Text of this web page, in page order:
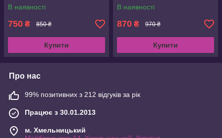
В наявності
750 ₴ 850 ₴
Купити
В наявності
870 ₴ 970 ₴
Купити
Про нас
99% позитивних з 212 відгуків за рік
Працює з 30.01.2013
м. Хмельницький